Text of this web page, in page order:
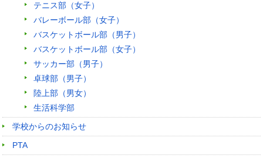
テニス部（女子）
バレーボール部（女子）
バスケットボール部（男子）
バスケットボール部（女子）
サッカー部（男子）
卓球部（男子）
陸上部（男女）
生活科学部
学校からのお知らせ
PTA